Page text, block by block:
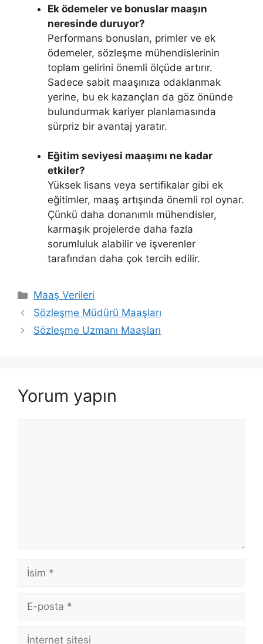
Ek ödemeler ve bonuslar maaşın
neresinde duruyor?
Performans bonusları, primler ve ek
ödemeler, sözleşme mühendislerinin
toplam gelirini önemli ölçüde artırır.
Sadece sabit maaşınıza odaklanmak
yerine, bu ek kazançları da göz önünde
bulundurmak kariyer planlamasında
sürpriz bir avantaj yaratır.
Eğitim seviyesi maaşımı ne kadar
etkiler?
Yüksek lisans veya sertifikalar gibi ek
eğitimler, maaş artışında önemli rol oynar.
Çünkü daha donanımlı mühendisler,
karmaşık projelerde daha fazla
sorumluluk alabilir ve işverenler
tarafından daha çok tercih edilir.
Kategoriler
Maaş Verileri
Sözleşme Müdürü Maaşları
Sözleşme Uzmanı Maaşları
Yorum yapın
İsim
posta
İnternet